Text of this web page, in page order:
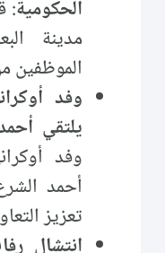
الحكومية:
مدينة
الموظفين
وفد
يلتقي
وفد
أحمد
تعزيز